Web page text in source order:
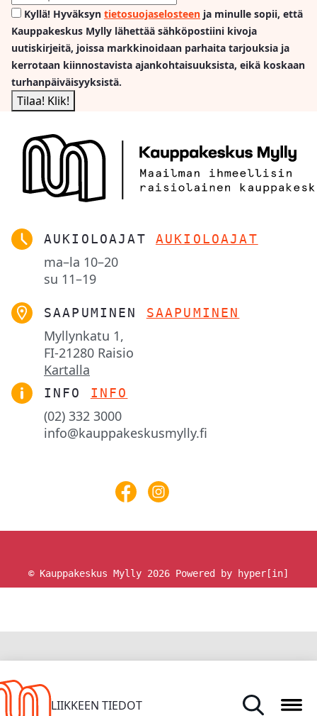
ETUSIVU
LIIKKEEN TIEDOT
Kyllä! Hyväksyn tietosuojaselosteen ja minulle sopii, että
Kauppakeskus Mylly lähettää sähköpostiini kivoja
uutiskirjeitä, joissa markkinoidaan parhaita tarjouksia ja
kerrotaan kiinnostavista ajankohtaisuuksista, eikä koskaan
turhanpäiväisyyksistä.
AUKIOLOAJAT AUKIOLOAJAT
ma–la 10–20
su 11–19
SAAPUMINEN SAAPUMINEN
Myllynkatu 1,
FI-21280 Raisio
Kartalla
INFO INFO
(02) 332 3000
info@kauppakeskusmylly.fi
© Kauppakeskus Mylly 2026 Powered by hyper[in]